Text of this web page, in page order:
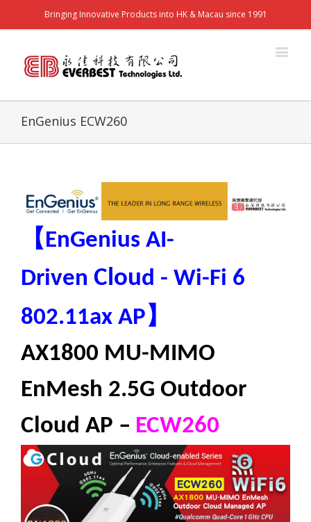
Bringing Innovative Products into HK & Macau since 1991
EnGenius ECW260
【 EnGenius AI-
Driven Cloud - Wi-Fi 6
802.11ax AP 】
AX1800 MU-MIMO
EnMesh 2.5G Outdoor
Cloud AP – ECW260